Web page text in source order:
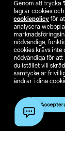
Genom att trycka
lagrar cookies
cookiepolicy för
analysera
nödvändiga,
cookies krävs inte
nödvändiga för att
du istället vill
samtycke är
ändrar i dina
Våra bolag
Köpvillkor